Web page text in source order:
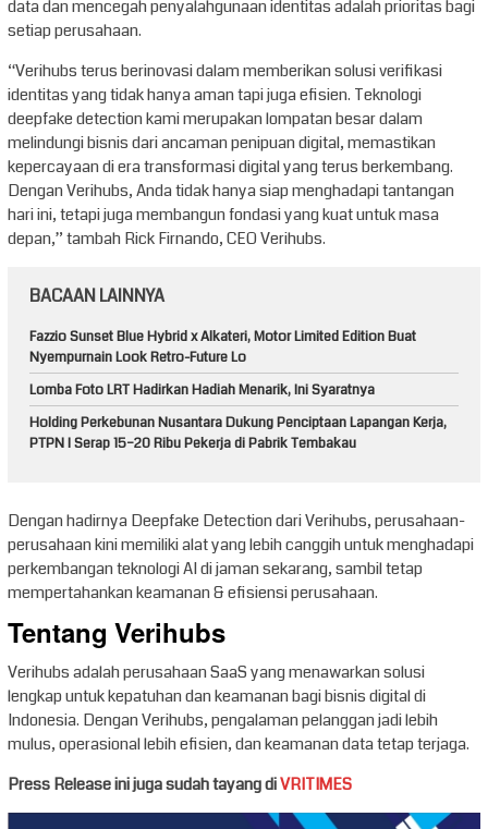
data dan mencegah penyalahgunaan identitas adalah prioritas bagi
setiap perusahaan.
“Verihubs terus berinovasi dalam memberikan solusi verifikasi
identitas yang tidak hanya aman tapi juga efisien. Teknologi
deepfake detection kami merupakan lompatan besar dalam
melindungi bisnis dari ancaman penipuan digital, memastikan
kepercayaan di era transformasi digital yang terus berkembang.
Dengan Verihubs, Anda tidak hanya siap menghadapi tantangan
hari ini, tetapi juga membangun fondasi yang kuat untuk masa
depan,” tambah Rick Firnando, CEO Verihubs.
BACAAN LAINNYA
Fazzio Sunset Blue Hybrid x Alkateri, Motor Limited Edition Buat
Nyempurnain Look Retro-Future Lo
Lomba Foto LRT Hadirkan Hadiah Menarik, Ini Syaratnya
Holding Perkebunan Nusantara Dukung Penciptaan Lapangan Kerja,
PTPN I Serap 15–20 Ribu Pekerja di Pabrik Tembakau
Dengan hadirnya Deepfake Detection dari Verihubs, perusahaan-
perusahaan kini memiliki alat yang lebih canggih untuk menghadapi
perkembangan teknologi AI di jaman sekarang, sambil tetap
mempertahankan keamanan & efisiensi perusahaan.
Tentang Verihubs
Verihubs adalah perusahaan SaaS yang menawarkan solusi
lengkap untuk kepatuhan dan keamanan bagi bisnis digital di
Indonesia. Dengan Verihubs, pengalaman pelanggan jadi lebih
mulus, operasional lebih efisien, dan keamanan data tetap terjaga.
Press Release ini juga sudah tayang diVRITIMES